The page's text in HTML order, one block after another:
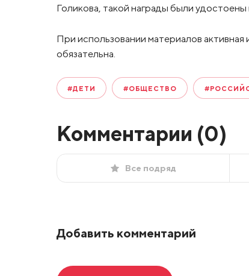
Голикова, такой награды были
При использовании материалов активная
обязательна.
#ДЕТИ #ОБЩЕСТВО
Комментарии (0)
Все подряд
Добавить комментарий